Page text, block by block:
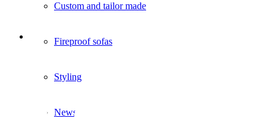
Custom and tailor made
Fireproof sofas
Styling
News
Contract –